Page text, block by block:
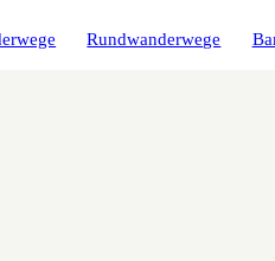
Rundwanderwege